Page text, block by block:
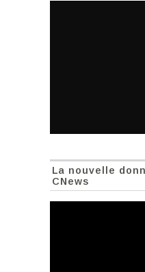
La nouvelle
CNews